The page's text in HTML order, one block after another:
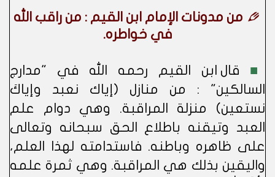
من مدونات الإمام ابن القيم : من راقب الله
في خواطره.
■ قال ابن القيم رحمه الله في "مدارج
السالكين" : من منازل (إياك نعبد وإياكَ
نستعين) منزلة المراقبة. وهي دوام علم
العبد وتيقنه باطلاع الحق سبحانه وتعالى
على ظاهره وباطنه. فاستدامته لهذا العلم،
واليقين بذلك هي المراقبة. وهي ثمرة علمه